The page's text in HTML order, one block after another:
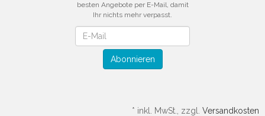
besten Angebote per E-Mail, damit
Ihr nichts mehr verpasst.
Abonnieren
* inkl. MwSt., zzgl. Versandkosten